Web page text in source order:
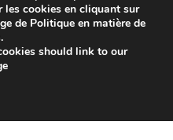
Interactive Inc.
les cookies en cliquant sur
de Politique en matière de
should link to our